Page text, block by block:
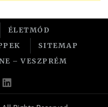
ÉLETMÓD
SITEMAP
– VESZPRÉM